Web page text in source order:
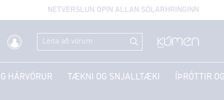
NETVERSLUN OPIN ALLAN SÓLARHRINGINN
HÁRVÖRUR TÆKNI OG SNJALLTÆKI ÍÞRÓTTIR